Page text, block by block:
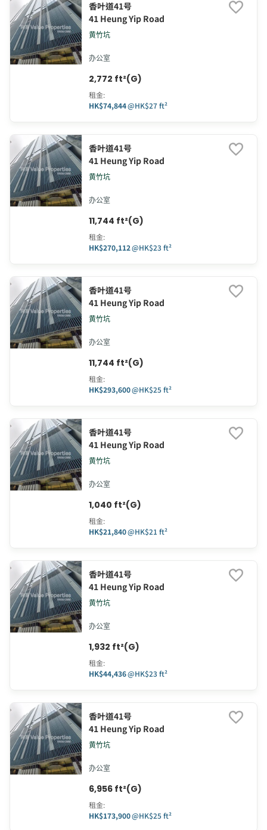
香叶道41号
41 Heung Yip Road
黄竹坑
办公室
2,772 ft²(G)
租金:
HK$74,844@HK$27 ft²
香叶道41号
41 Heung Yip Road
黄竹坑
办公室
11,744 ft²(G)
租金:
HK$270,112@HK$23 ft²
香叶道41号
41 Heung Yip Road
黄竹坑
办公室
11,744 ft²(G)
租金:
HK$293,600@HK$25 ft²
香叶道41号
41 Heung Yip Road
黄竹坑
办公室
1,040 ft²(G)
租金:
HK$21,840@HK$21 ft²
香叶道41号
41 Heung Yip Road
黄竹坑
办公室
1,932 ft²(G)
租金:
HK$44,436@HK$23 ft²
香叶道41号
41 Heung Yip Road
黄竹坑
办公室
6,956 ft²(G)
租金:
HK$173,900@HK$25 ft²